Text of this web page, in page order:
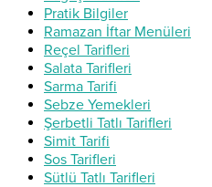
Pratik Bilgiler
Ramazan İftar Menüleri
Reçel Tarifleri
Salata Tarifleri
Sarma Tarifi
Sebze Yemekleri
Şerbetli Tatlı Tarifleri
Simit Tarifi
Sos Tarifleri
Sütlü Tatlı Tarifleri